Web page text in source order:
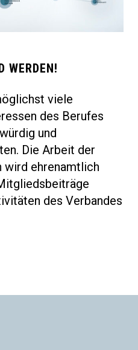
WERDEN!
viele
des Berufes
und
Die Arbeit der
wird ehrenamtlich
des Verbandes